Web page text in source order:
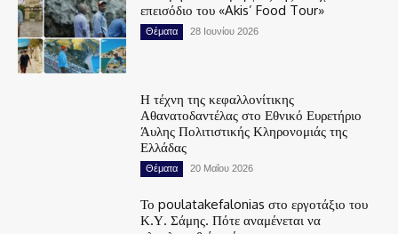
επεισόδιο του «Akis’ Food Tour»
Θέματα 28 Ιουνίου 2026
Η τέχνη της κεφαλλονίτικης
Αθανατοδαντέλας στο Εθνικό Ευρετήριο
Άυλης Πολιτιστικής Κληρονομιάς της
Ελλάδας
Θέματα 20 Μαΐου 2026
Το poulatakefalonias στο εργοτάξιο του
Κ.Υ. Σάμης. Πότε αναμένεται να